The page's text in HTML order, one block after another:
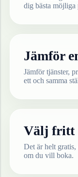
dig bästa möjliga
Jämför
Jämför tjänster,
ett och samma
Välj fritt
Det är helt
om du vill boka.